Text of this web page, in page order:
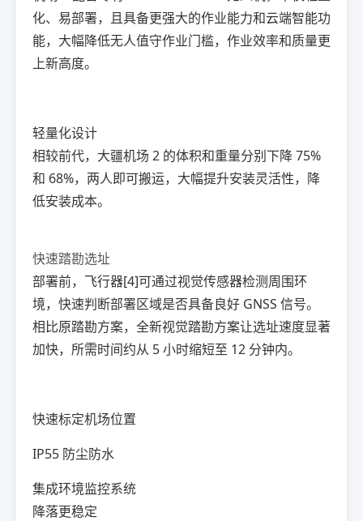
化、易部署，且具备更强大的作业能力和云端智能功
能，大幅降低无人值守作业门槛，作业效率和质量更
上新高度。
轻量化设计
相较前代，大疆机场 2 的体积和重量分别下降 75%
和 68%，两人即可搬运，大幅提升安装灵活性，降
低安装成本。
快速踏勘选址
部署前，飞行器[4]可通过视觉传感器检测周围环
境，快速判断部署区域是否具备良好 GNSS 信号。
相比原踏勘方案，全新视觉踏勘方案让选址速度显著
加快，所需时间约从 5 小时缩短至 12 分钟内。
快速标定机场位置
IP55 防尘防水
集成环境监控系统
降落更稳定